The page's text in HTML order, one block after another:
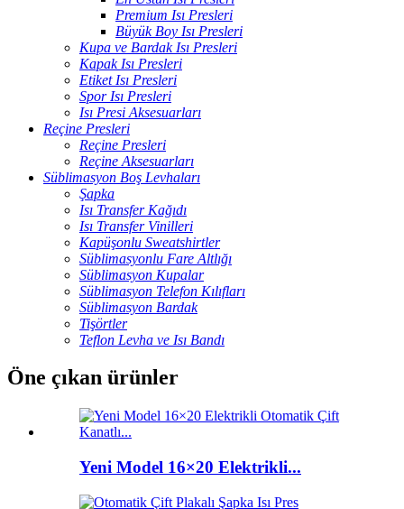
Premium Isı Presleri
Büyük Boy Isı Presleri
Kupa ve Bardak Isı Presleri
Kapak Isı Presleri
Etiket Isı Presleri
Spor Isı Presleri
Isı Presi Aksesuarları
Reçine Presleri
Reçine Presleri
Reçine Aksesuarları
Süblimasyon Boş Levhaları
Şapka
Isı Transfer Kağıdı
Isı Transfer Vinilleri
Kapüşonlu Sweatshirtler
Süblimasyonlu Fare Altlığı
Süblimasyon Kupalar
Süblimasyon Telefon Kılıfları
Süblimasyon Bardak
Tişörtler
Teflon Levha ve Isı Bandı
Öne çıkan ürünler
Yeni Model 16×20 Elektrikli...